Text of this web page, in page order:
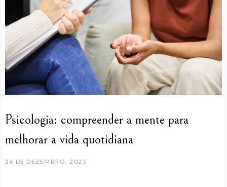
Psicologia: compreender a mente para
melhorar a vida quotidiana
26 DE DEZEMBRO, 2025